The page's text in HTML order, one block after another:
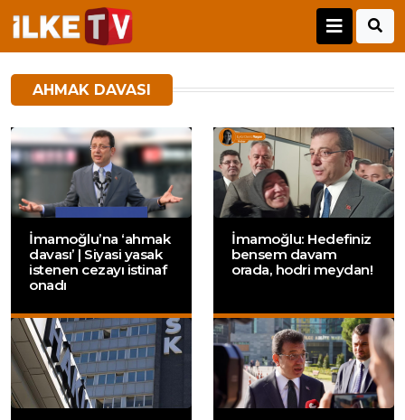
AHMAK DAVASI
İmamoğlu’na ‘ahmak
davası’ | Siyasi yasak
istenen cezayı istinaf
onadı
İmamoğlu: Hedefiniz
bensem davam
orada, hodri meydan!